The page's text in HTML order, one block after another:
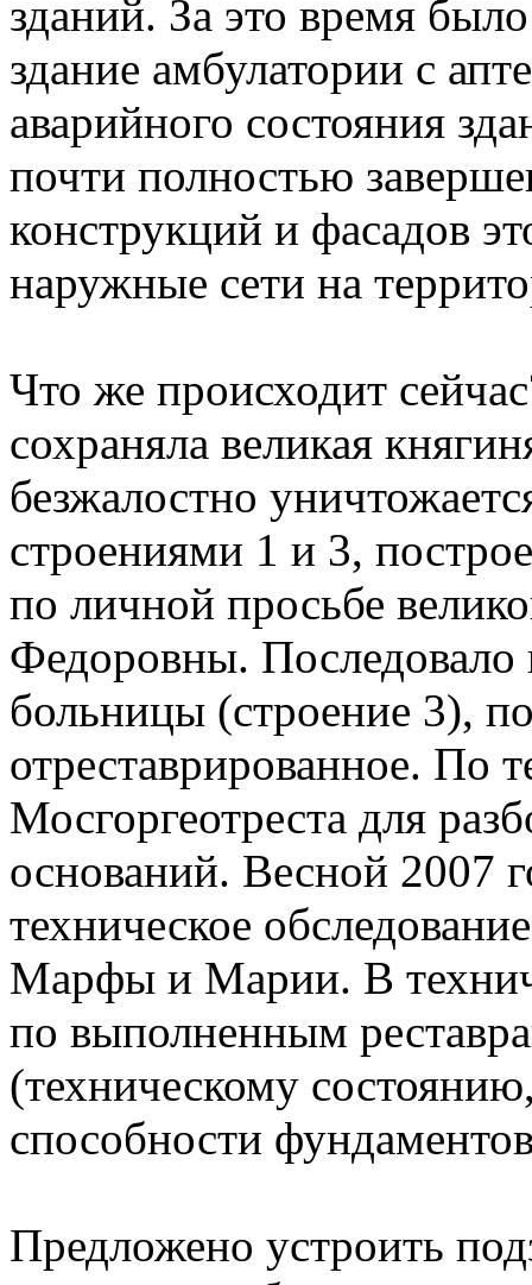
зданий. За это время
здание амбулатории с
аварийного состояния
почти полностью
конструкций и фасадов
наружные сети на
Что же происходит
сохраняла великая
безжалостно
строениями 1 и 3,
по личной просьбе
Федоровны. Последовало
больницы (строение 3),
отреставрированное. По
Мосгоргеотреста для
оснований. Весной 2007
техническое
Марфы и Марии. В
по выполненным
(техническому
способности
Предложено устроить